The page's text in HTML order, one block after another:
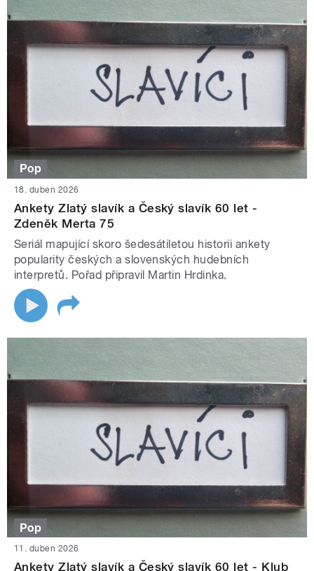
Pop
18. duben 2026
Ankety Zlatý slavík a Český slavík 60 let -
Zdeněk Merta 75
Seriál mapující skoro šedesátiletou historii ankety
popularity českých a slovenských hudebních
interpretů. Pořad připravil Martin Hrdinka.
Pop
11. duben 2026
Ankety Zlatý slavík a Český slavík 60 let - Klub